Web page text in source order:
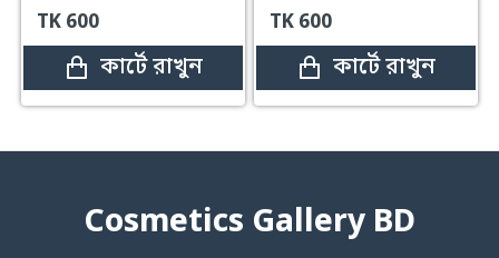
TK 600
কার্টে রাখুন
TK 600
কার্টে রাখুন
Cosmetics Gallery BD